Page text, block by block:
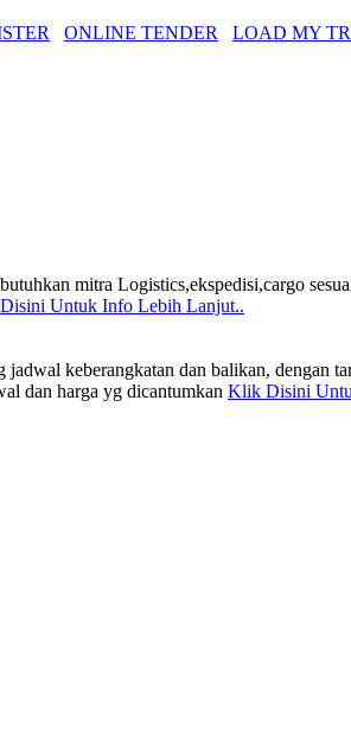
ONLINE TENDER LOAD MY
mitra Logistics,ekspedisi,cargo
Untuk Info Lebih Lanjut..
keberangkatan dan balikan, dengan
dan harga yg dicantumkan Klik Disini